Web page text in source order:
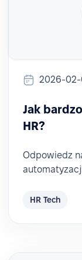
2026-
Jak
HR?
Odpowiedz
HR Tech